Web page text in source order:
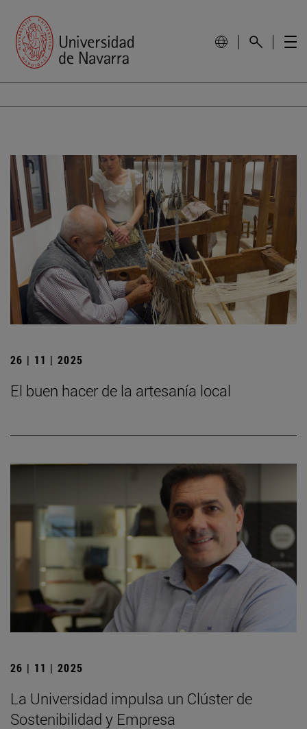
26 | 11 | 2025
El buen hacer de la artesanía local
26 | 11 | 2025
La Universidad impulsa un Clúster de
Sostenibilidad y Empresa